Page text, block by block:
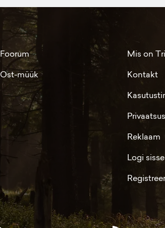
Foorum
Ost-müük
Mis on
Kontakt
Reklaam
Logi sisse